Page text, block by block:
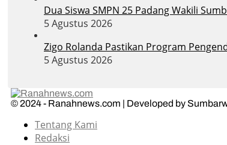
Dua Siswa SMPN 25 Padang Wakili
5 Agustus 2026
Zigo Rolanda Pastikan Program
5 Agustus 2026
© 2024 - Ranahnews.com | Developed by
Tentang Kami
Redaksi